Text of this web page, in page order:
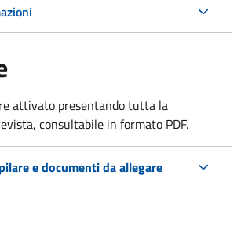
attivato presentando tutta la
consultabile in formato PDF.
e documenti da allegare